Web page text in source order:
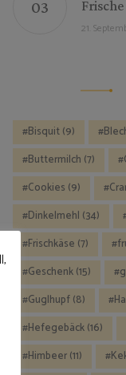
21.
Bisquit(9)
Buttermilch (7)
Cookies (9)
Dinkelmehl (34)
Frischkäse (7)
Geschenk(15)
Guglhupf(8)
Hefegebäck(16)
Himbeer(11)